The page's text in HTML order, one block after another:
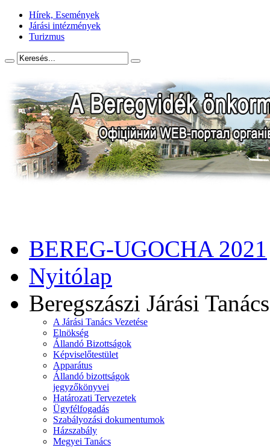
Hírek, Események
Járási intézmények
Turizmus
BEREG-UGOCHA 2021
Nyitólap
Beregszászi Járási Tanács
A Járási Tanács Vezetése
Elnökség
Állandó Bizottságok
Képviselőtestület
Apparátus
Állandó bizottságok
jegyzőkönyvei
Határozati Tervezetek
Ügyfélfogadás
Szabályozási dokumentumok
Házszabály
Megyei Tanács